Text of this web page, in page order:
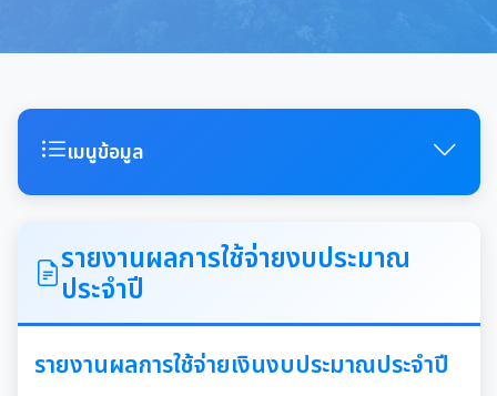
เมนูข้อมูล
คำแถลงนโยบายนายกเทศมนตรีเมืองสุเทพ
ข้อมูลทั่วไปเกี่ยวกับเทศบาล
รายงานผลการใช้จ่ายงบประมาณ
ประจำปี
รายงานผลการใช้จ่ายเงินงบประมาณประจำปี